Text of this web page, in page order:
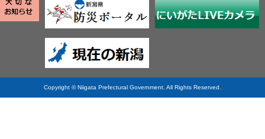
Copyright © Niigata Prefectural Government. All Rights Reserved.